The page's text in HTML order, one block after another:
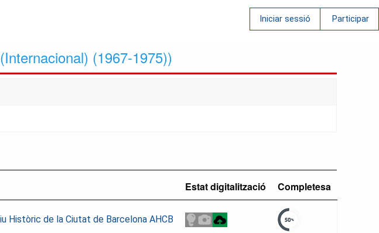
Iniciar sessió Participar
(1967-1975))
Estat digitalització Completesa
Històric de la Ciutat de Barcelona AHCB